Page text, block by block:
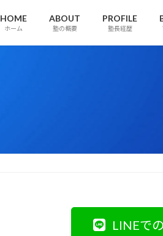
HOME
ホーム
ABOUT
塾の概要
PROFILE
塾長経歴
LINEで